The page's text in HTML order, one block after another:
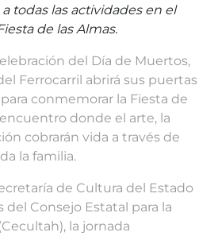
todas las actividades en el
de las Almas.
del Día de Muertos,
Ferrocarril abrirá sus puertas
conmemorar la Fiesta de
donde el arte, la
cobrarán vida a través de
la familia.
de Cultura del Estado
del Consejo Estatal para la
la jornada